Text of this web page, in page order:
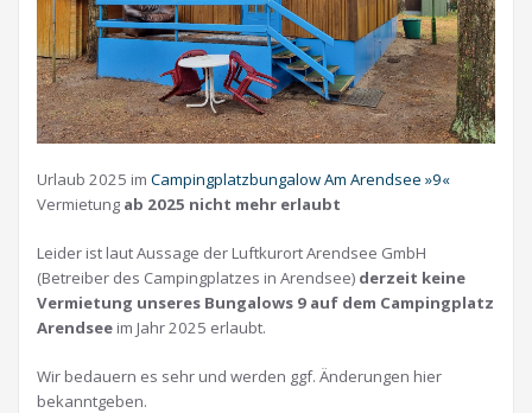
Urlaub 2025 im Campingplatzbungalow Am Arendsee »9«
Vermietung ab 2025 nicht mehr erlaubt
Leider ist laut Aussage der Luftkurort Arendsee GmbH
(Betreiber des Campingplatzes in Arendsee) derzeit keine
Vermietung unseres Bungalows 9 auf dem Campingplatz
Arendsee im Jahr 2025 erlaubt.
Wir bedauern es sehr und werden ggf. Änderungen hier
bekanntgeben.